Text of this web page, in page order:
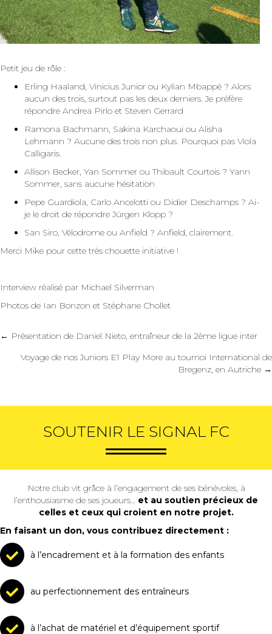
Petit jeu de rôle :
Erling Haaland, Vinicius Junior ou Kylian Mbappé ? Alors
aucun des trois, surtout pas les deux derniers. Je préfère
répondre Andrea Pirlo et Steven Gerrard
Ramona Bachmann, Sakina Karchaoui ou Alisha
Lehmann ? Aucune des trois non plus. Pourquoi pas Viola
Calligaris.
Allison Becker, Yan Sommer ou Thibault Courtois ? Yann
Sommer, sans aucune hésitation
Pepe Guardiola, Carlo Ancelotti ou Didier Deschamps ? Ai-
je le droit de répondre Jürgen Klopp ?
San Siro, Vélodrome ou Anfield ? Anfield, clairement.
Merci Mike pour cette très chouette initiative !
Interview réalisé par Michael Silverman
Photos de Ian Bonzon et Stéphane Chollet
Posts
navigation
← Présentation de Daniel Nieto, entraîneur de la 2ème ligue inter
Voyage de nos Juniors E1 Play More au tournoi International de
Bregenz, en Autriche →
SOUTENIR LE SIGNAL FC
Notre club vit grâce à l’engagement de ses bénévoles, à
l’enthousiasme de ses joueurs… et au soutien précieux de
celles et ceux qui croient en notre projet.
En faisant un don, vous contribuez directement :
à l’encadrement et à la formation des enfants
au perfectionnement des entraîneurs
à l’achat de matériel et d’équipement sportif